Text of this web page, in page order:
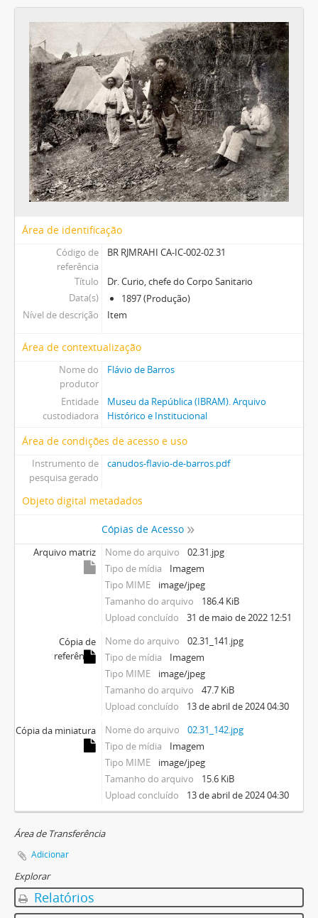
Área de identificação
Código de
referência
BR RJMRAHI CA-IC-002-02.31
Título
Dr. Curio, chefe do Corpo Sanitario
Data(s)
1897 (Produção)
Nível de descrição
Item
Área de contextualização
Nome do
produtor
Flávio de Barros
Entidade
custodiadora
Museu da República (IBRAM). Arquivo
Histórico e Institucional
Área de condições de acesso e uso
Instrumento de
pesquisa gerado
canudos-flavio-de-barros.pdf
Objeto digital metadados
Cópias de Acesso
Arquivo matriz Nome do arquivo
02.31.jpg
Tipo de mídia
Imagem
Tipo MIME
image/jpeg
Tamanho do arquivo
186.4 KiB
Upload concluído
31 de maio de 2022 12:51
Cópia de
referência
Nome do arquivo
02.31_141.jpg
Tipo de mídia
Imagem
Tipo MIME
image/jpeg
Tamanho do arquivo
47.7 KiB
Upload concluído
13 de abril de 2024 04:30
Cópia da miniatura
Nome do arquivo
02.31_142.jpg
Tipo de mídia
Imagem
Tipo MIME
image/jpeg
Tamanho do arquivo
15.6 KiB
Upload concluído
13 de abril de 2024 04:30
Área de Transferência
Adicionar
Explorar
Relatórios